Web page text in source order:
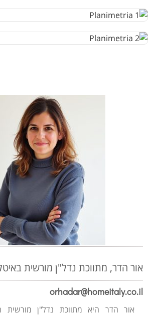
אור הדר, מתווכת נדל"ן מורשית
orhadar@homeitaly.co.il
אור הדר היא מתווכת נדל"ן מורשית